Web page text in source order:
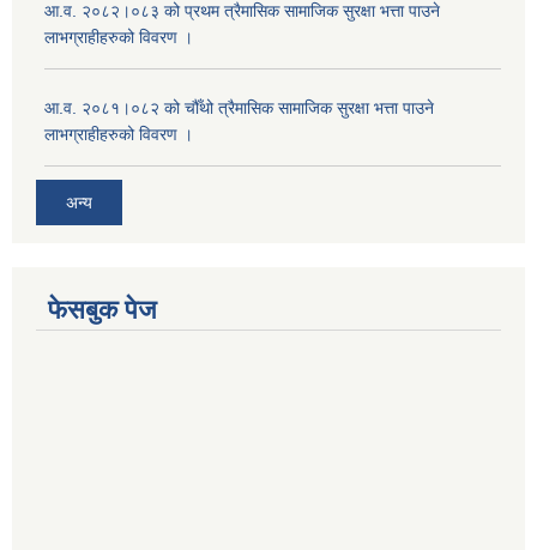
आ.व. २०८२।०८३ को प्रथम त्रैमासिक सामाजिक सुरक्षा भत्ता पाउने
लाभग्राहीहरुको विवरण ।
आ.व. २०८१।०८२ को चौँथो त्रैमासिक सामाजिक सुरक्षा भत्ता पाउने
लाभग्राहीहरुको विवरण ।
अन्य
फेसबुक पेज